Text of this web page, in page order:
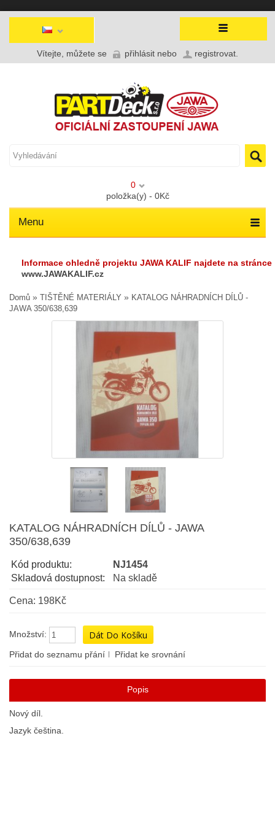
Vítejte, můžete se přihlásit nebo registrovat
0
položka(y) - 0Kč
Menu
Informace ohledně projektu JAWA KALIF najdete na stránce
www.JAWAKALIF.cz
Domů » TIŠTĚNÉ MATERIÁLY » KATALOG NÁHRADNÍCH DÍLŮ -
JAWA 350/638,639
KATALOG NÁHRADNÍCH DÍLŮ - JAWA
350/638,639
Kód produktu:
NJ1454
Skladová dostupnost:
Na skladě
Cena: 198Kč
Množství:
Přidat do seznamu přání Přidat ke srovnání
Popis
Nový díl.
Jazyk čeština.